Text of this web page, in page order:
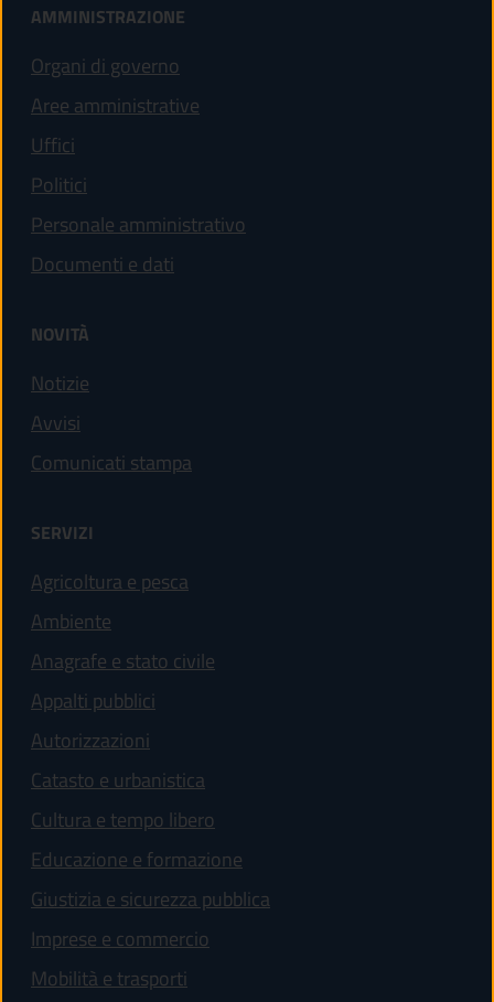
AMMINISTRAZIONE
Organi di governo
Aree amministrative
Uffici
Politici
Personale amministrativo
Documenti e dati
NOVITÀ
Notizie
Avvisi
Comunicati stampa
SERVIZI
Agricoltura e pesca
Ambiente
Anagrafe e stato civile
Appalti pubblici
Autorizzazioni
Catasto e urbanistica
Cultura e tempo libero
Educazione e formazione
Giustizia e sicurezza pubblica
Imprese e commercio
Mobilità e trasporti